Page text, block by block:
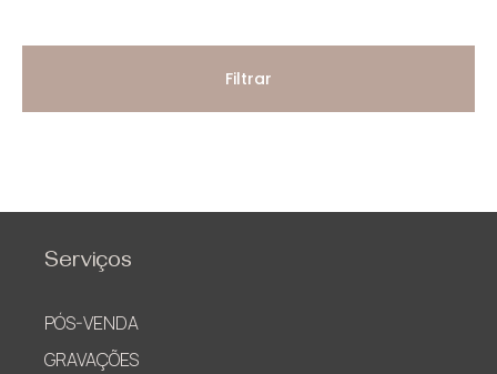
Filtrar
Serviços
PÓS-VENDA
GRAVAÇÕES